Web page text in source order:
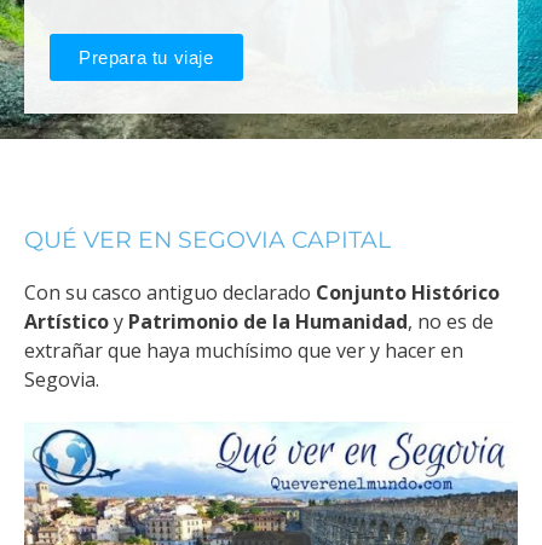
Prepara tu viaje
QUÉ VER EN SEGOVIA CAPITAL
Con su casco antiguo declarado Conjunto Histórico
Artísticoy Patrimonio de la Humanidad, no es de
extrañar que haya muchísimo que ver y hacer en
Segovia.